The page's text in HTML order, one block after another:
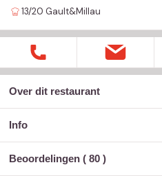
13/20 Gault&Millau
Over dit restaurant
Info
Beoordelingen ( 80 )